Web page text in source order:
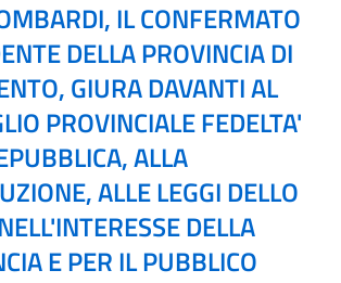
IL CONFERMATO
DELLA PROVINCIA DI
GIURA DAVANTI AL
PROVINCIALE FEDELTA'
ALLA
ALLE LEGGI DELLO
DELLA
E PER IL PUBBLICO